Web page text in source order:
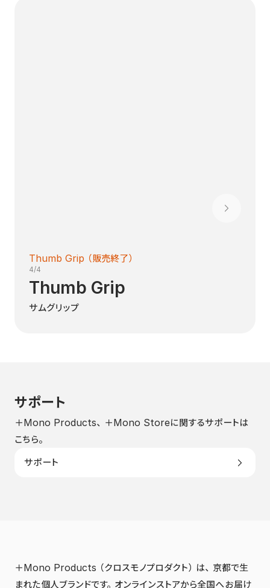
Thumb Grip（販売終了）
4/4
Thumb Grip
サムグリップ
サポート
＋Mono Products、＋Mono Storeに関するサポートは
こちら。
サポート
＋Mono Products（クロスモノプロダクト）は、京都で生
まれた個人ブランドです。オンラインストアから全国へお届け